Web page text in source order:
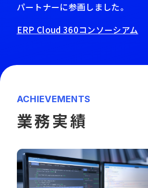
パートナーに参画しました。
ERP Cloud 360コンソーシアム
ACHIEVEMENTS
業務実績